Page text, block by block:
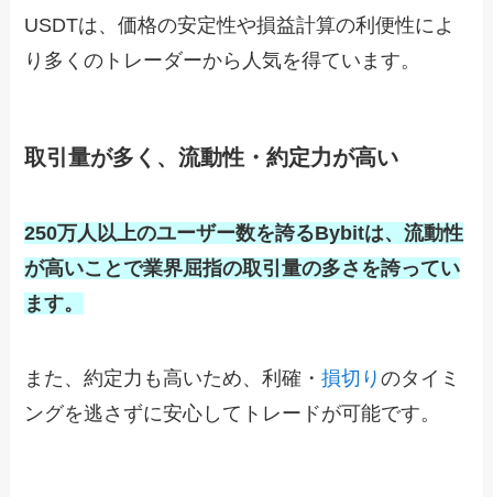
USDTは、価格の安定性や損益計算の利便性によ
り多くのトレーダーから人気を得ています。
取引量が多く、流動性・約定力が高い
250万人以上のユーザー数を誇るBybitは、流動性
が高いことで業界屈指の取引量の多さを誇ってい
ます。
また、約定力も高いため、利確・損切りのタイミ
ングを逃さずに安心してトレードが可能です。